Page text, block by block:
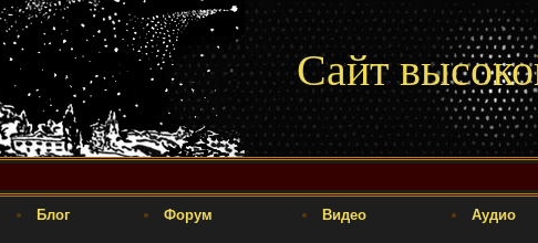
Сайт
Блог Форум Видео Аудио